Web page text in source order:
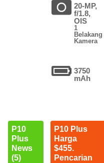
20-MP,
f/1.8,
OIS
1
Belakang
Kamera
3750
mAh
P10
Plus
News
(5)
P10 Plus
Harga
$455.
Pencarian